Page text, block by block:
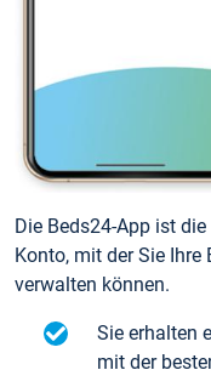
Die Beds24-App ist
Konto, mit der Sie
verwalten können.
Sie erhalten
mit der